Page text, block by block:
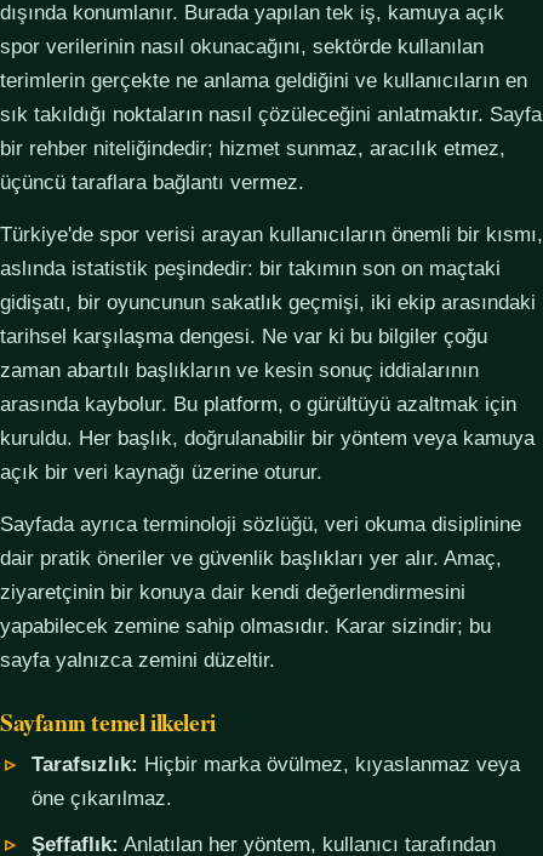
dışında konumlanır. Burada yapılan tek iş, kamuya açık
spor verilerinin nasıl okunacağını, sektörde kullanılan
terimlerin gerçekte ne anlama geldiğini ve kullanıcıların en
sık takıldığı noktaların nasıl çözüleceğini anlatmaktır. Sayfa
bir rehber niteliğindedir; hizmet sunmaz, aracılık etmez,
üçüncü taraflara bağlantı vermez.
Türkiye'de spor verisi arayan kullanıcıların önemli bir kısmı,
aslında istatistik peşindedir: bir takımın son on maçtaki
gidişatı, bir oyuncunun sakatlık geçmişi, iki ekip arasındaki
tarihsel karşılaşma dengesi. Ne var ki bu bilgiler çoğu
zaman abartılı başlıkların ve kesin sonuç iddialarının
arasında kaybolur. Bu platform, o gürültüyü azaltmak için
kuruldu. Her başlık, doğrulanabilir bir yöntem veya kamuya
açık bir veri kaynağı üzerine oturur.
Sayfada ayrıca terminoloji sözlüğü, veri okuma disiplinine
dair pratik öneriler ve güvenlik başlıkları yer alır. Amaç,
ziyaretçinin bir konuya dair kendi değerlendirmesini
yapabilecek zemine sahip olmasıdır. Karar sizindir; bu
sayfa yalnızca zemini düzeltir.
Sayfanın temel ilkeleri
Tarafsızlık: Hiçbir marka övülmez, kıyaslanmaz veya
öne çıkarılmaz.
Şeffaflık: Anlatılan her yöntem, kullanıcı tarafından